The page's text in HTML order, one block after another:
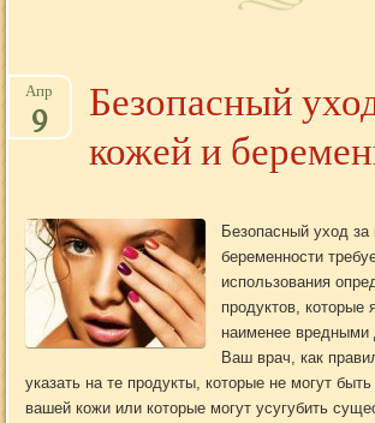
Безопасный
кожей и
Апр
9
Безопасный уход
беременности
использования
продуктов, которые
наименее
Ваш врач, как
указать на те продукты, которые не могут
вашей кожи или которые могут усугубить